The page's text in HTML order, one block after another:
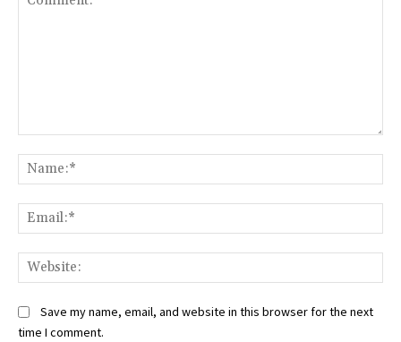
Save my name, email, and website in this browser for the next
time I comment.